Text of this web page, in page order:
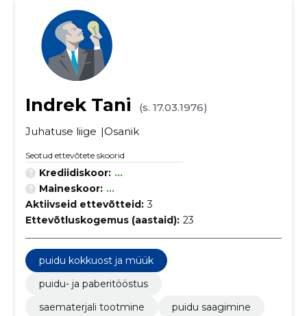
Indrek Tani
(s. 17.03.1976)
Juhatuse liige
Osanik
Seotud ettevõtete skoorid
Krediidiskoor: ...
Maineskoor: ...
Aktiivseid ettevõtteid: 3
Ettevõtluskogemus (aastaid): 23
puidu kokkuost ja müük
puidu- ja paberitööstus
saematerjali tootmine
puidu saagimine